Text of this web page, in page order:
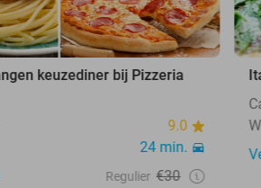
keuzediner bij Pizzeria
9.0
24 min.
Regulier €30